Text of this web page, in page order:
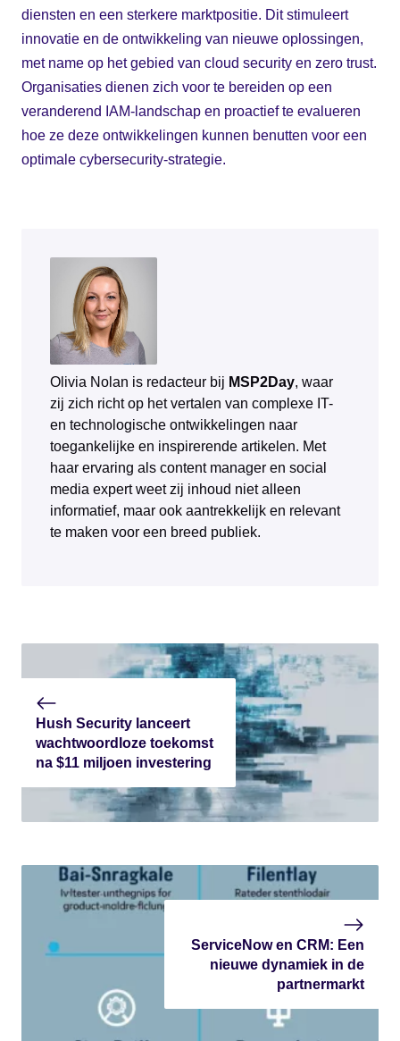
diensten en een sterkere marktpositie. Dit stimuleert
innovatie en de ontwikkeling van nieuwe oplossingen,
met name op het gebied van cloud security en zero trust.
Organisaties dienen zich voor te bereiden op een
veranderend IAM-landschap en proactief te evalueren
hoe ze deze ontwikkelingen kunnen benutten voor een
optimale cybersecurity-strategie.
Olivia Nolan is redacteur bij MSP2Day, waar
zij zich richt op het vertalen van complexe IT-
en technologische ontwikkelingen naar
toegankelijke en inspirerende artikelen. Met
haar ervaring als content manager en social
media expert weet zij inhoud niet alleen
informatief, maar ook aantrekkelijk en relevant
te maken voor een breed publiek.
Hush Security lanceert
wachtwoordloze toekomst
na $11 miljoen investering
ServiceNow en CRM: Een
nieuwe dynamiek in de
partnermarkt